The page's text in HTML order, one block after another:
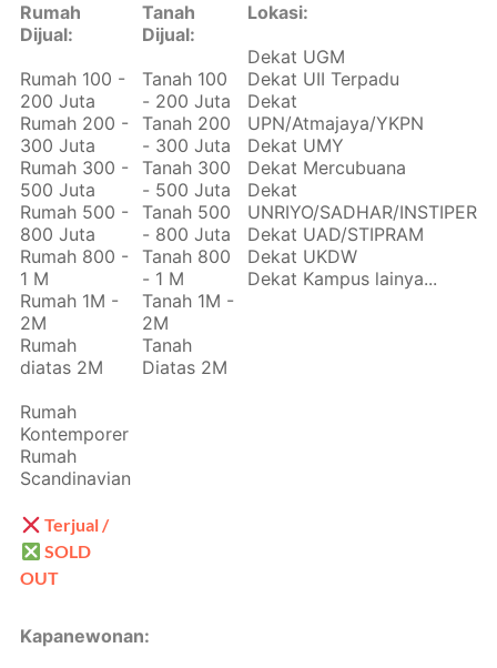
Rumah
Dijual:
Rumah 100 -
200 Juta
Rumah 200 -
300 Juta
Rumah 300 -
500 Juta
Rumah 500 -
800 Juta
Rumah 800 -
1 M
Rumah 1M -
2M
Rumah
diatas 2M
Rumah
Kontemporer
Rumah
Scandinavian
Terjual /
SOLD
OUT
Tanah
Dijual:
Tanah 100
- 200 Juta
Tanah 200
- 300 Juta
Tanah 300
- 500 Juta
Tanah 500
- 800 Juta
Tanah 800
- 1 M
Tanah 1M -
2M
Tanah
Diatas 2M
Lokasi:
Dekat UGM
Dekat UII Terpadu
Dekat
UPN/Atmajaya/YKPN
Dekat UMY
Dekat Mercubuana
Dekat
UNRIYO/SADHAR/INSTIPER
Dekat UAD/STIPRAM
Dekat UKDW
Dekat Kampus lainya...
Kapanewonan: